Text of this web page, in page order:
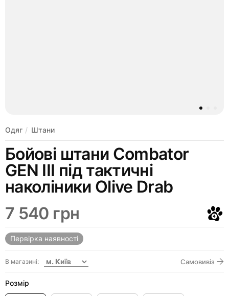
Одяг Штани
Бойові штани Combator
GEN III під тактичні
наколіники Olive Drab
7 540 грн
Первірка наявності
В магазині: Самовивіз
Розмір